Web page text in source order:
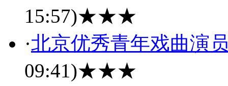
15:57)★★★
·北京优秀青年戏曲演
09:41)★★★